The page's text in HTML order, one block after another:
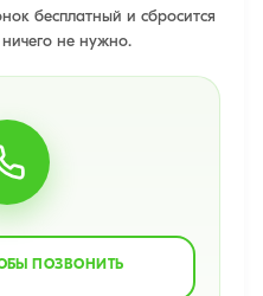
бесплатный и сбросится
не нужно.
ПОЗВОНИТЬ